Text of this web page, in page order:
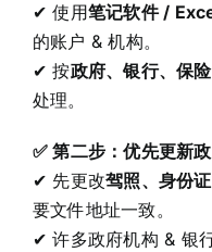
✔ 使用笔记软件 /
的账户 & 机构。
✔ 按政府、银行、保
处理。
✅ 第二步：优先更新
✔ 先更改驾照、身份
要文件地址一致。
✔ 许多政府机构 & 银